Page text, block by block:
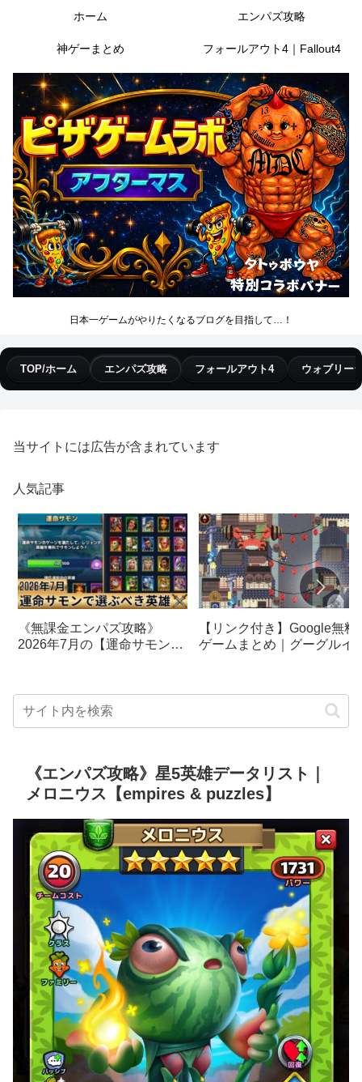
日本一ゲームがやりたくなるブログを目指して…！
ホーム エンパズ攻略
神ゲーまとめ フォールアウト4｜Fallout4
TOP/ホーム エンパズ攻略 フォールアウト4 ウォブリー
当サイトには広告が含まれています
人気記事
《無課金エンパズ攻略》
2026年7月の【運命サモン】
【リンク付き】Google無料
ゲームまとめ｜グーグルイ
クetc…
《エンパズ攻略》星5英雄データリスト｜
メロニウス【empires & puzzles】